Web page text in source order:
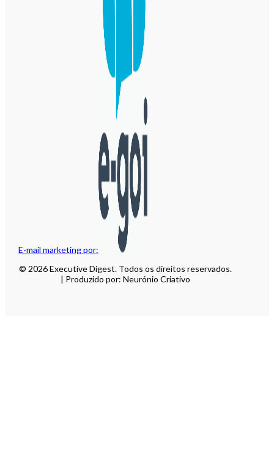
E-mail marketing por:
© 2026 Executive Digest. Todos os direitos reservados.
| Produzido por: Neurónio Criativo